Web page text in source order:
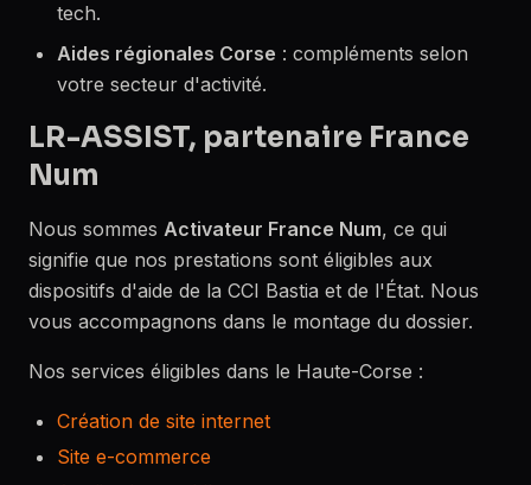
tech.
Aides régionales Corse : compléments selon
votre secteur d'activité.
LR-ASSIST, partenaire France
Num
Nous sommes Activateur France Num, ce qui
signifie que nos prestations sont éligibles aux
dispositifs d'aide de la CCI Bastia et de l'État. Nous
vous accompagnons dans le montage du dossier.
Nos services éligibles dans le Haute-Corse :
Création de site internet
Site e-commerce